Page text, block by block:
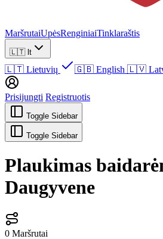
MaršrutaiUpėsRenginiaiTinklaraštis
🇱🇹 lt
🇱🇹 Lietuvių 🇬🇧 English 🇱🇻
Prisijungti Registruotis
Toggle Sidebar
Toggle Sidebar
Plaukimas
Daugyvene
0 Maršrutai